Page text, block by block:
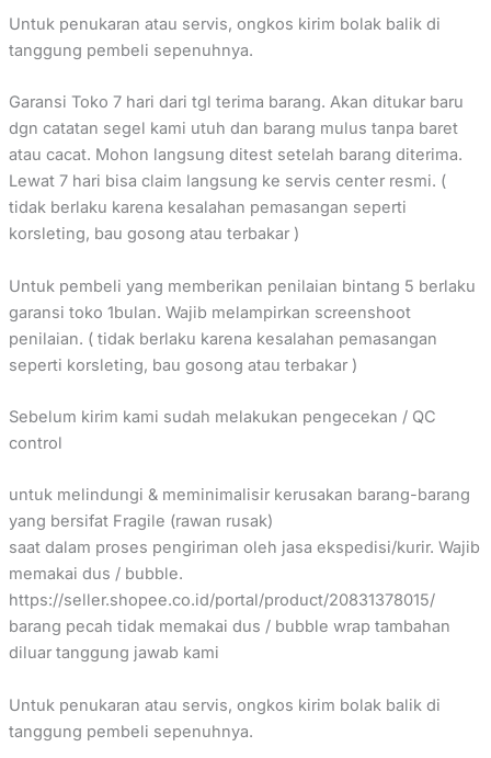
Untuk penukaran atau servis, ongkos kirim bolak balik di
tanggung pembeli sepenuhnya.
Garansi Toko 7 hari dari tgl terima barang. Akan ditukar baru
dgn catatan segel kami utuh dan barang mulus tanpa baret
atau cacat. Mohon langsung ditest setelah barang diterima.
Lewat 7 hari bisa claim langsung ke servis center resmi. (
tidak berlaku karena kesalahan pemasangan seperti
korsleting, bau gosong atau terbakar )
Untuk pembeli yang memberikan penilaian bintang 5 berlaku
garansi toko 1bulan. Wajib melampirkan screenshoot
penilaian. ( tidak berlaku karena kesalahan pemasangan
seperti korsleting, bau gosong atau terbakar )
Sebelum kirim kami sudah melakukan pengecekan / QC
control
untuk melindungi & meminimalisir kerusakan barang-barang
yang bersifat Fragile (rawan rusak)
saat dalam proses pengiriman oleh jasa ekspedisi/kurir. Wajib
memakai dus / bubble.
https://seller.shopee.co.id/portal/product/20831378015/
barang pecah tidak memakai dus / bubble wrap tambahan
diluar tanggung jawab kami
Untuk penukaran atau servis, ongkos kirim bolak balik di
tanggung pembeli sepenuhnya.